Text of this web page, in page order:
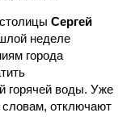
Сергей
неделе
города
горячей воды. Уже
словам, отключают